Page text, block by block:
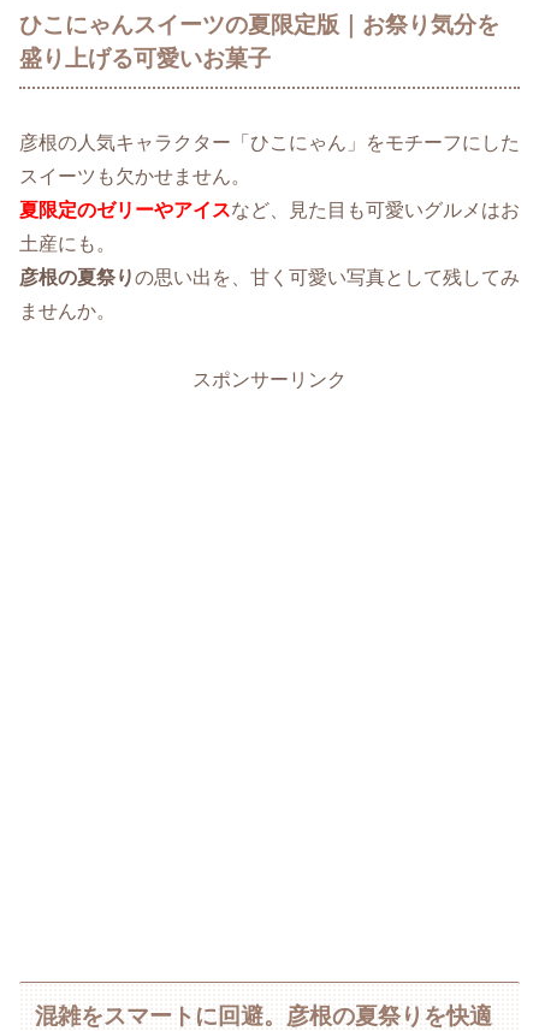
ひこにゃんスイーツの夏限定版｜お祭り気分を
盛り上げる可愛いお菓子
彦根の人気キャラクター「ひこにゃん」をモチーフにした
スイーツも欠かせません。
夏限定のゼリーやアイスなど、見た目も可愛いグルメはお
土産にも。
彦根の夏祭りの思い出を、甘く可愛い写真として残してみ
ませんか。
スポンサーリンク
混雑をスマートに回避。彦根の夏祭りを快適